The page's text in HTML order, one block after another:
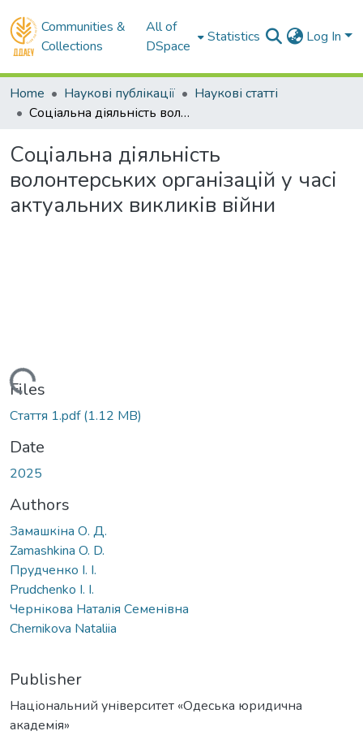
Communities &
Collections
All of
DSpace
Statistics Log In
Home Наукові публікації
Наукові статті
Соціальна діяльність волонтерських організацій у часі актуальних викликів війни
Соціальна діяльність
волонтерських організацій у часі
актуальних викликів війни
Files
Стаття 1.pdf(1.12 MB)
Date
2025
Authors
Замашкіна О. Д.
Zamashkina O. D.
Прудченко І. І.
Prudchenko I. I.
Чернікова Наталія Семенівна
Chernikova Nataliia
Publisher
Національний університет «Одеська юридична
академія»